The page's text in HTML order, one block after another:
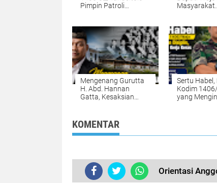
Pimpin Patroli
Masyarakat
Maskot
2026
Mengenang Gurutta
H. Abd. Hannan
Gatta, Kesaksian
yang Tak Terlupakan
Sertu
Kodim
yang
KOMENTAR
Orientasi
TERKINI